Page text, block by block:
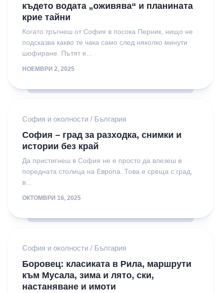
където водата „оживява“ и планината
крие тайни
Когато тръгнеш от София в посока Перник, нищо не
подсказва какво те чака само след няколко минути
шофиране. Пътят е...
НОЕМВРИ 2, 2025
София и околности / България
София – град за разходка, снимки и
истории без край
Да пристигнеш в София не е просто да влезеш в
поредната столица на Европа. Това е среща с град,
в...
ОКТОМВРИ 16, 2025
София и околности / България
Боровец: класиката в Рила, маршрути
към Мусала, зима и лято, ски,
настаняване и имоти